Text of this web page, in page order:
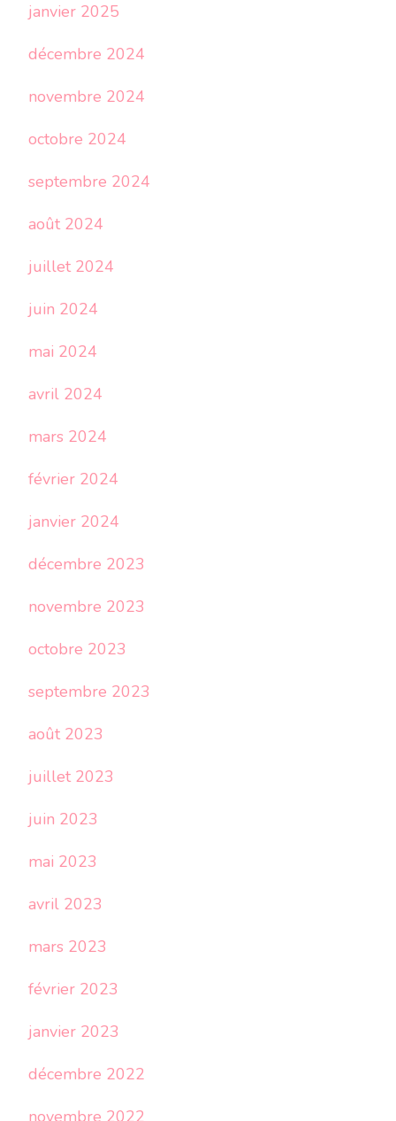
janvier 2025
décembre 2024
novembre 2024
octobre 2024
septembre 2024
août 2024
juillet 2024
juin 2024
mai 2024
avril 2024
mars 2024
février 2024
janvier 2024
décembre 2023
novembre 2023
octobre 2023
septembre 2023
août 2023
juillet 2023
juin 2023
mai 2023
avril 2023
mars 2023
février 2023
janvier 2023
décembre 2022
novembre 2022